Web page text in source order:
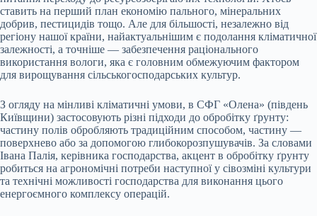
ставить на перший план економію пального, мінеральних
добрив, пестицидів тощо. Але для більшості, незалежно від
регіону нашої країни, найактуальнішим є подолання кліматичної
залежності, а точніше — забезпечення раціонального
використання вологи, яка є головним обмежуючим фактором
для вирощування сільськогосподарських культур.
З огляду на мінливі кліматичні умови, в СФГ «Олена» (південь
Київщини) застосовують різні підходи до обробітку ґрунту:
частину полів обробляють традиційним способом, частину —
поверхнево або за допомогою глибокорозпушувачів. За словами
Івана Палія, керівника господарства, акцент в обробітку ґрунту
робиться на агрономічні потреби наступної у сівозміні культури
та технічні можливості господарства для виконання цього
енергоємного комплексу операцій.